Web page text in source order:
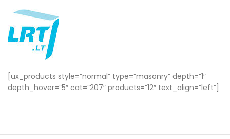
[ux_products style=”normal” type=”masonry” depth=”1″
depth_hover=”5″ cat=”207″ products=”12″ text_align=”left”]